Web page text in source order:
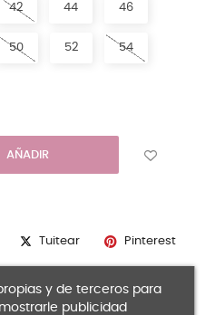
42 44 46
50 52 54
AÑADIR
Tuitear Pinterest
y de terceros para
publicidad